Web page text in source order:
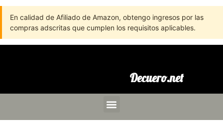
En calidad de Afiliado de Amazon, obtengo ingresos por las
compras adscritas que cumplen los requisitos aplicables.
Decuero.net